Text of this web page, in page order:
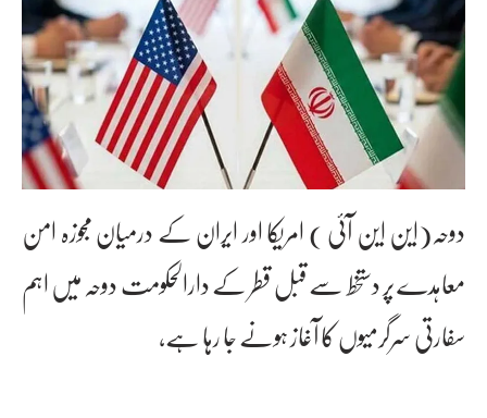
دوحہ(این این آئی ) امریکا اور ایران کے درمیان مجوزہ امن
معاہدے پر دستخط سے قبل قطر کے دارالحکومت دوحہ میں اہم
سفارتی سرگرمیوں کا آغاز ہونے جا رہا ہے،